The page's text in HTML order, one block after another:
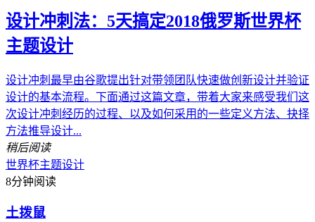
设计冲刺法：5天搞定2018俄罗斯世界杯
主题设计
设计冲刺最早由谷歌提出针对带领团队快速做创新设计并验证
设计的基本流程。下面通过这篇文章，带着大家来感受我们这
次设计冲刺经历的过程、以及如何采用的一些定义方法、抉择
方法推导设计...
稍后阅读
世界杯主题设计
8分钟阅读
土拨鼠